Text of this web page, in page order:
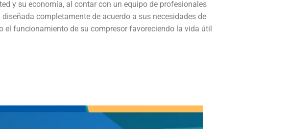
y su economía, al contar con un equipo de profesionales
completamente de acuerdo a sus necesidades de
el funcionamiento de su compresor favoreciendo la vida útil